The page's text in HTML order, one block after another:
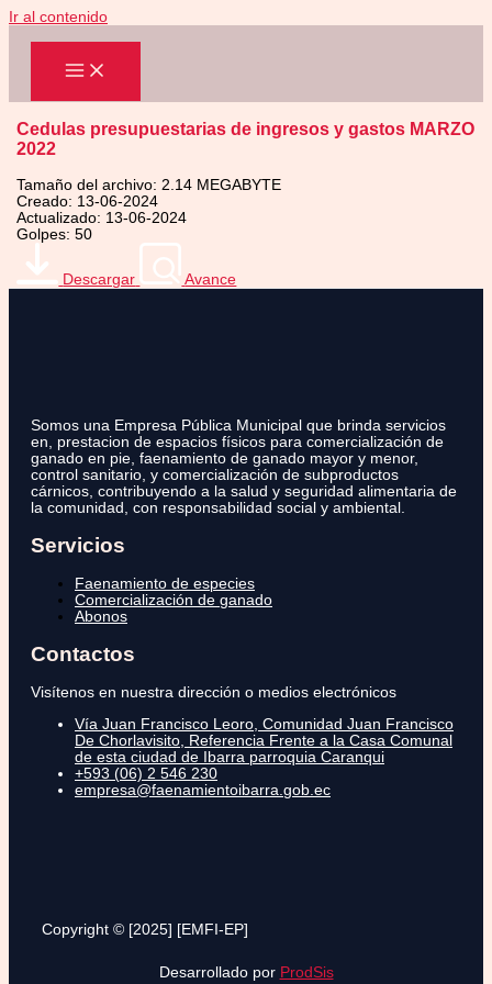
Ir al contenido
Cedulas presupuestarias de ingresos y gastos MARZO
2022
Tamaño del archivo: 2.14 MEGABYTE
Creado: 13-06-2024
Actualizado: 13-06-2024
Golpes: 50
Descargar Avance
Somos una Empresa Pública Municipal que brinda servicios
en, prestacion de espacios físicos para comercialización de
ganado en pie, faenamiento de ganado mayor y menor,
control sanitario, y comercialización de subproductos
cárnicos, contribuyendo a la salud y seguridad alimentaria de
la comunidad, con responsabilidad social y ambiental.
Servicios
Faenamiento de especies
Comercialización de ganado
Abonos
Contactos
Visítenos en nuestra dirección o medios electrónicos
Vía Juan Francisco Leoro, Comunidad Juan Francisco
De Chorlavisito, Referencia Frente a la Casa Comunal
de esta ciudad de Ibarra parroquia Caranqui
+593 (06) 2 546 230
empresa@faenamientoibarra.gob.ec
Copyright © [2025] [EMFI-EP]
Desarrollado por ProdSis